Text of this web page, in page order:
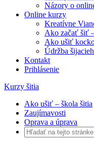
Názory o
Online kurzy
Kreatívne
Ako začať šiť
Ako ušiť
Údržba
Kontakt
Prihlásenie
Kurzy šitia
Ako ušiť – škola šitia
Zaujímavosti
Oprava a úprava